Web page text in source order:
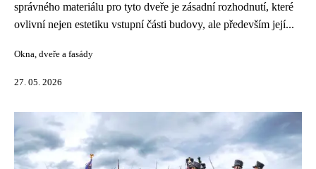
správného materiálu pro tyto dveře je zásadní rozhodnutí, které
ovlivní nejen estetiku vstupní části budovy, ale především její...
Okna, dveře a fasády
27. 05. 2026